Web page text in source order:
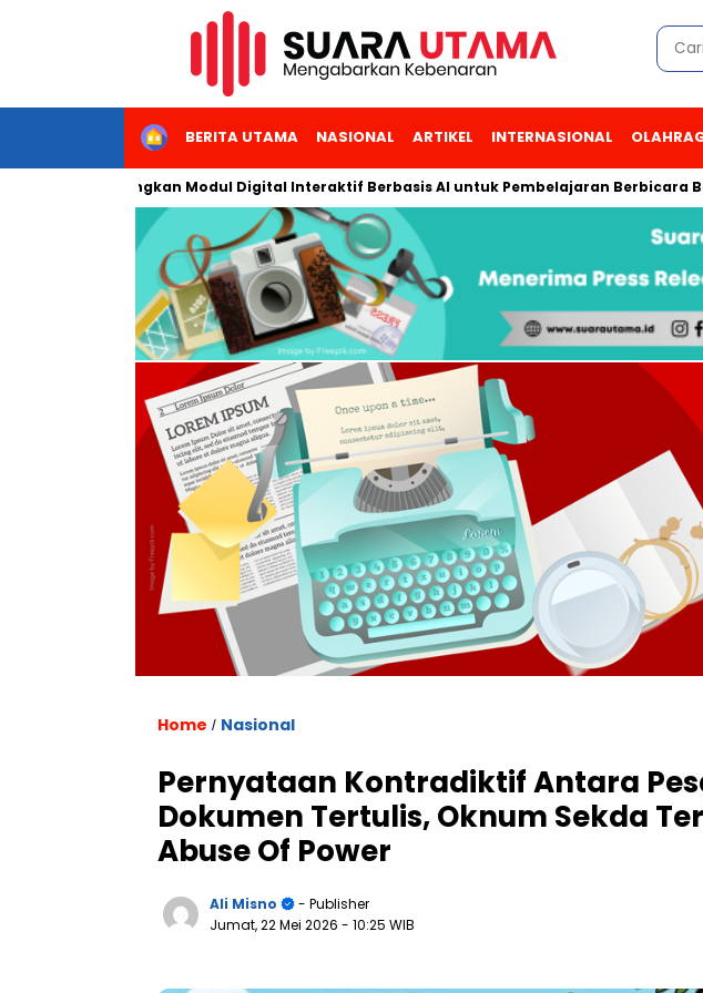
HOMEBERITA UTAMA NASIONAL ARTIKEL INTERNASIONAL
Kembangkan Modul Digital Interaktif Berbasis AI untuk Pembelajaran Berbicara Bahasa
Home / Nasional
Pernyataan Kontradiktif Antara
Dokumen Tertulis, Oknum Sekda
Abuse Of Power
Ali Misno
- Publisher
Jumat, 22 Mei 2026 - 10:25 WIB